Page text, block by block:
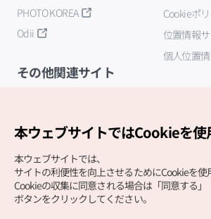
PHOTO KOREA
Odii
Cookieポ
位置情報
個人位置
その他関連サイト
本ウェブサイトではCookieを使
本ウェブサイトでは、
サイトの利便性を向上させるためにCookieを使
Cookieの収集に同意される場合は「同意する」
ボタンをクリックしてください。